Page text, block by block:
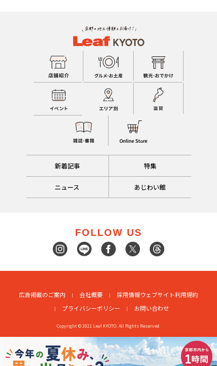
新着記事 特集
ニュース あじわい館
FOLLOW US
広告掲載のご案内 会社概要 採用情報ウェブサイト利用規約
プライバシーポリシー
お問い合わせ
Copyright © 2021 Leaf KYOTO. All Rights Reserved.